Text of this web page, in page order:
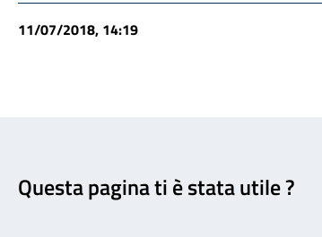
11/07/2018, 14:19
Questa pagina ti è stata utile ?